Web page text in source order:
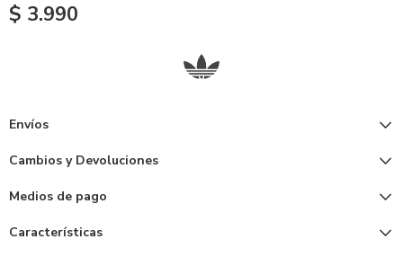
$ 3.990
Envíos
Cambios y Devoluciones
Medios de pago
Características